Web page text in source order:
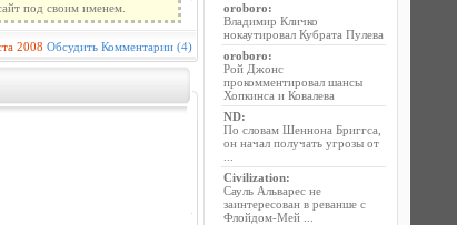
под своим именем.
2008 Обсудить Комментарии (4)
oroboro:
Владимир Кличко
нокаутировал Кубрата Пулева
oroboro:
Рой Джонс
прокомментировал шансы
Хопкинса и Ковалева
ND:
По словам Шеннона Бриггса,
он начал получать угрозы от
Civilization:
Сауль Альварес не
заинтересован в реванше с
Флойдом-Мей ...